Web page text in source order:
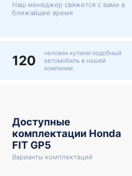
Наш менеджер свяжется с вами в
ближайшее время
120
человек купили подобный
автомобиль в нашей
компании
Доступные
комплектации Honda
FIT GP5
Варианты комплектаций